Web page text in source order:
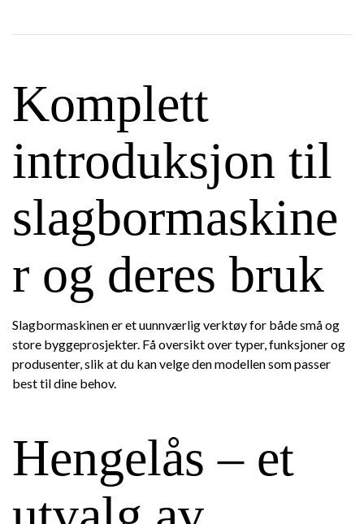
Komplett
introduksjon til
slagbormaskine
r og deres bruk
Slagbormaskinen er et uunnværlig verktøy for både små og
store byggeprosjekter. Få oversikt over typer, funksjoner og
produsenter, slik at du kan velge den modellen som passer
best til dine behov.
Hengelås – et